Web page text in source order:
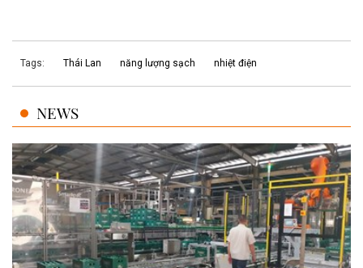
Tags: Thái Lan năng lượng sạch nhiệt điện
NEWS